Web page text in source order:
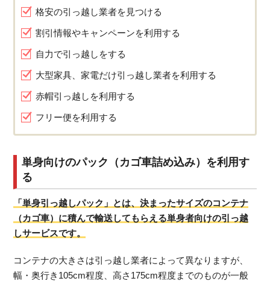
格安の引っ越し業者を見つける
割引情報やキャンペーンを利用する
自力で引っ越しをする
大型家具、家電だけ引っ越し業者を利用する
赤帽引っ越しを利用する
フリー便を利用する
単身向けのパック（カゴ車詰め込み）を利用す
る
「単身引っ越しパック」とは、決まったサイズのコンテナ
（カゴ車）に積んで輸送してもらえる単身者向けの引っ越
しサービスです。
コンテナの大きさは引っ越し業者によって異なりますが、
幅・奥行き105cm程度、高さ175cm程度までのものが一般